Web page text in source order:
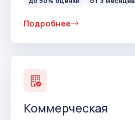
Подробнее
Коммерческая